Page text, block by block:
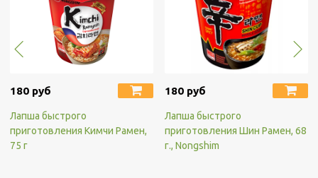
180 руб
Лапша быстрого
приготовления Кимчи Рамен,
75 г
180 руб
Лапша быстрого
приготовления Шин Рамен, 68
г., Nongshim